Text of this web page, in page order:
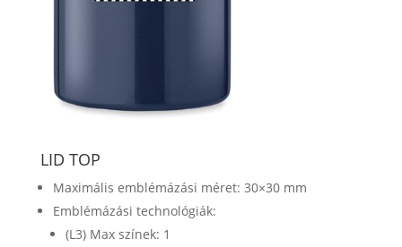
LID TOP
Maximális emblémázási méret: 30×30 mm
Emblémázási technológiák:
(L3) Max színek: 1